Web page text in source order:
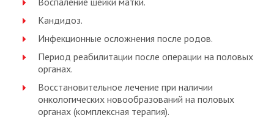
Кандидоз.
Инфекционные осложнения после родов.
Период реабилитации после операции на половых
органах.
Восстановительное лечение при наличии
онкологических новообразований на половых
органах (комплексная терапия).